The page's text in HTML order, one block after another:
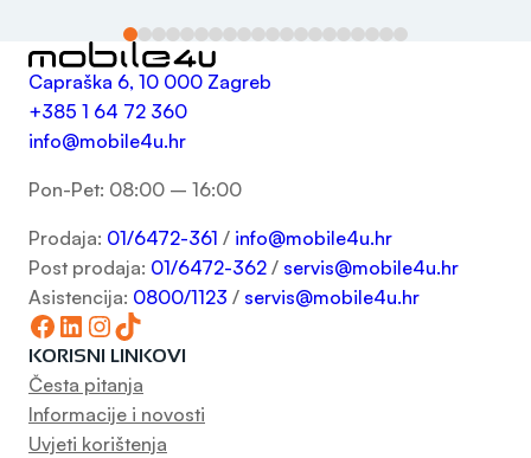
Capraška 6, 10 000 Zagreb
+385 1 64 72 360
info@mobile4u.hr
Pon-Pet: 08:00 – 16:00
Prodaja: 01/6472-361 / info@mobile4u.hr
Post prodaja: 01/6472-362 / servis@mobile4u.hr
Asistencija: 0800/1123 / servis@mobile4u.hr
Facebook LinkedIn InstagramTikTok
KORISNI LINKOVI
Česta pitanja
Informacije i novosti
Uvjeti korištenja